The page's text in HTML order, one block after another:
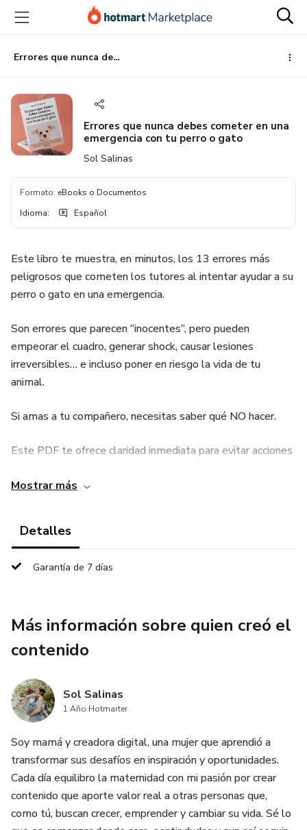
principal
página
de
página
Errores que nunca debes cometer en una emergencia con tu perro o gato
Errores que nunca debes cometer en una
emergencia con tu perro o gato
Sol Salinas
Formato: eBooks o Documentos
Idioma: Español
Este libro te muestra, en minutos, los 13 errores más
peligrosos que cometen los tutores al intentar ayudar a su
perro o gato en una emergencia.
Son errores que parecen “inocentes”, pero pueden
empeorar el cuadro, generar shock, causar lesiones
irreversibles… e incluso poner en riesgo la vida de tu
animal.
Si amas a tu compañero, necesitas saber qué NO hacer.
Este PDF te ofrece claridad inmediata para evitar acciones
* ⚠️ Evita los 13 errores mortales que miles de tutores
* ⚠️ Aprende cómo NO mover al animal para evitar daños
internos.
* ⚠️ Conoce cuándo dar agua es peligroso (y cuándo
realmente ayuda).
* ⚠️ Comprende por qué nunca debes bañar a un animal
durante una crisis.
* ⚠️ Evita medicinas humanas que pueden ser letales
incluso en microdosis.
Mostrar más
Detalles
Garantía de 7 días
Más información sobre quien creó el
contenido
Sol Salinas
1 Año Hotmarter
Soy mamá y creadora digital, una mujer que aprendió a
transformar sus desafíos en inspiración y oportunidades.
Cada día equilibro la maternidad con mi pasión por crear
contenido que aporte valor real a otras personas que,
como tú, buscan crecer, emprender y cambiar su vida. Sé lo